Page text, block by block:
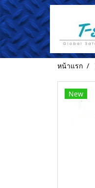
หน้าแรก
New